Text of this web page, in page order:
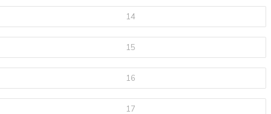
14
15
16
17